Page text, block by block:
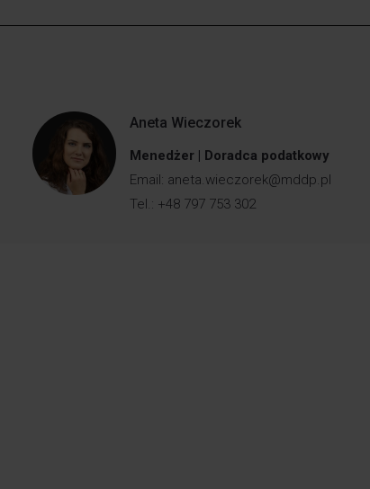
Aneta Wieczorek
Menedżer | Doradca podatkowy
Email: aneta.wieczorek@mddp.pl
Tel.: +48 797 753 302